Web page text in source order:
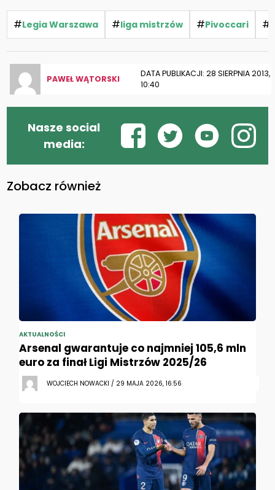
#Legia Warszawa #liga mistrzów #Pivoccari #
PAWEŁ WĄTORSKI
DATA PUBLIKACJI: 28 SIERPNIA 2013,
10:40
Nasze social
media:
Zobacz również
AKTUALNOŚCI
Arsenal gwarantuje co najmniej 105,6 mln
euro za finał Ligi Mistrzów 2025/26
WOJCIECH NOWACKI / 29 MAJA 2026, 16:56